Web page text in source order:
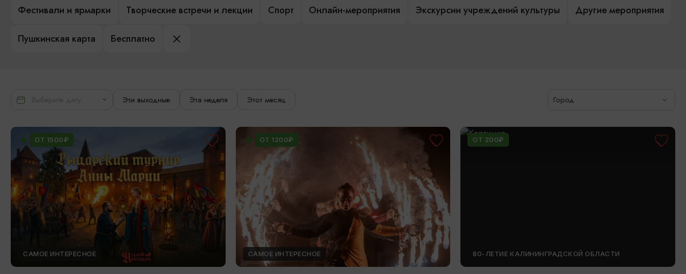
Фестивали и ярмарки Творческие встречи и лекции Спорт Онлайн-мероприятия Экскурсии учреждений культуры Другие мероприятия
Пушкинская карта Бесплатно
Эти выходные Эта неделя Этот месяц Город
ОТ 1500₽
САМОЕ ИНТЕРЕСНОЕ
ОТ 1200₽
САМОЕ ИНТЕРЕСНОЕ
ОТ 200₽
80-ЛЕТИЕ КАЛИНИНГРАДСКОЙ ОБЛАСТИ